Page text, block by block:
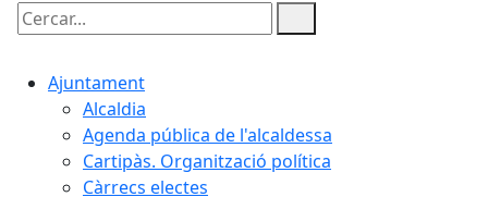
Cercar:
Ajuntament
Alcaldia
Agenda pública de l'alcaldessa
Cartipàs. Organització política
Càrrecs electes